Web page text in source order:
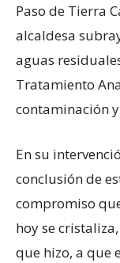
Paso de Tierra
alcaldesa
aguas
Tratamiento
contaminación
En su
conclusión de
compromiso
hoy se
que hizo, a que